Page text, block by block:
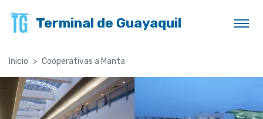
Terminal de Guayaquil
Inicio Cooperativas a Manta